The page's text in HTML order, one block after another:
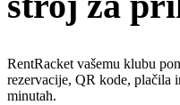
RentRacket vašemu klubu
rezervacije, QR kode, plačila
minutah.